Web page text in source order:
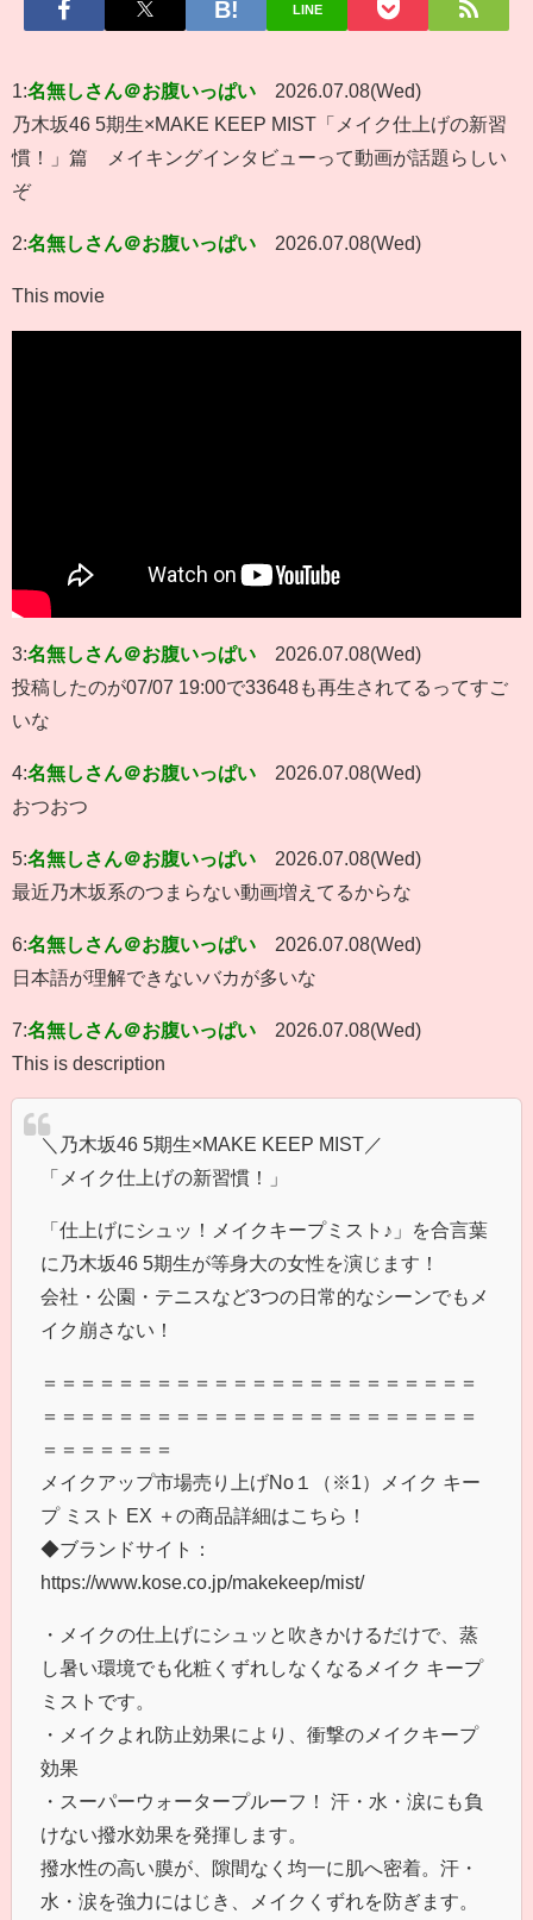
LINE
1:名無しさん＠お腹いっぱい
2026.07.08(Wed)
乃木坂46 5期生×MAKE KEEP MIST「メイク仕上げの新習
慣！」篇 メイキングインタビューって動画が話題らしい
ぞ
2:名無しさん＠お腹いっぱい 2026.07.08(Wed)
This movie
3:名無しさん＠お腹いっぱい
2026.07.08(Wed)
投稿したのが07/07 19:00で33648も再生されてるってすご
いな
4:名無しさん＠お腹いっぱい
2026.07.08(Wed)
おつおつ
5:名無しさん＠お腹いっぱい
2026.07.08(Wed)
最近乃木坂系のつまらない動画増えてるからな
6:名無しさん＠お腹いっぱい
2026.07.08(Wed)
日本語が理解できないバカが多いな
7:名無しさん＠お腹いっぱい
2026.07.08(Wed)
This is description
＼乃木坂46 5期生×MAKE KEEP MIST／
「メイク仕上げの新習慣！」
「仕上げにシュッ！メイクキープミスト♪」を合言葉
に乃木坂46 5期生が等身大の女性を演じます！
会社・公園・テニスなど3つの日常的なシーンでもメ
イク崩さない！
＝＝＝＝＝＝＝＝＝＝＝＝＝＝＝＝＝＝＝＝＝＝＝
＝＝＝＝＝＝＝＝＝＝＝＝＝＝＝＝＝＝＝＝＝＝＝
＝＝＝＝＝＝＝
メイクアップ市場売り上げNo１（※1）メイク キー
プ ミスト EX ＋の商品詳細はこちら！
◆ブランドサイト：
https://www.kose.co.jp/makekeep/mist/
・メイクの仕上げにシュッと吹きかけるだけで、蒸
し暑い環境でも化粧くずれしなくなるメイク キープ
ミストです。
・メイクよれ防止効果により、衝撃のメイクキープ
効果
・スーパーウォータープルーフ！ 汗・水・涙にも負
けない撥水効果を発揮します。
撥水性の高い膜が、隙間なく均一に肌へ密着。汗・
水・涙を強力にはじき、メイクくずれを防ぎます。